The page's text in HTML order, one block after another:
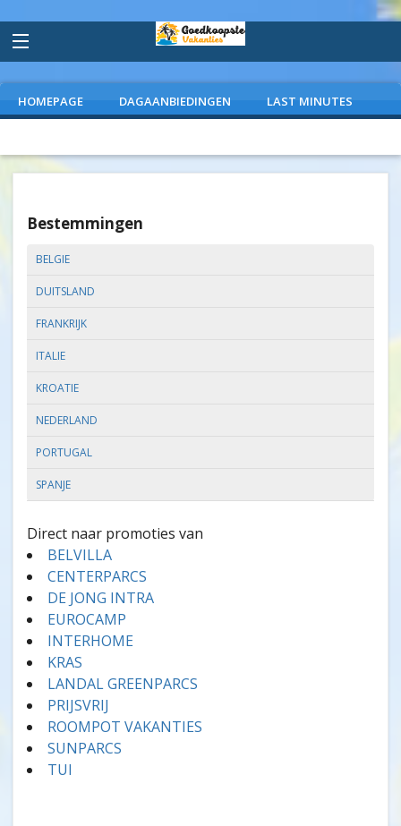
HOMEPAGE DAGAANBIEDINGEN LAST MINUTES
Bestemmingen
BELGIE
DUITSLAND
FRANKRIJK
ITALIE
KROATIE
NEDERLAND
PORTUGAL
SPANJE
Direct naar promoties van
BELVILLA
CENTERPARCS
DE JONG INTRA
EUROCAMP
INTERHOME
KRAS
LANDAL GREENPARCS
PRIJSVRIJ
ROOMPOT VAKANTIES
SUNPARCS
TUI